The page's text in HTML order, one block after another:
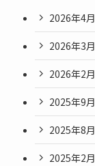
2026年4月
2026年3月
2026年2月
2025年9月
2025年8月
2025年2月